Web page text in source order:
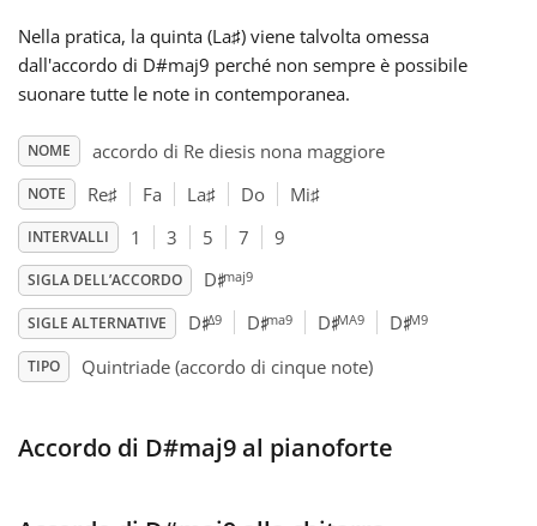
Deutsch
Español
Français
한국어
Nella pratica, la quinta (La♯) viene talvolta omessa
dall'accordo di D#maj9 perché non sempre è possibile
suonare tutte le note in contemporanea.
NOME accordo di Re diesis nona maggiore
NOTE Re♯ Fa La♯ Do Mi♯
INTERVALLI 1 3 5 7 9
SIGLA DELL’ACCORDO D♯maj9
SIGLE ALTERNATIVE D♯Δ9 D♯ma9 D♯MA9 D♯M9
TIPO Quintriade (accordo di cinque note)
Accordo di D#maj9 al pianoforte